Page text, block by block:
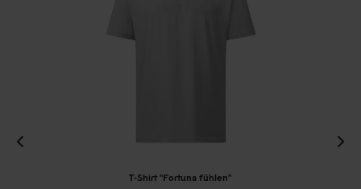
T-Shirt "Fortuna fühlen"